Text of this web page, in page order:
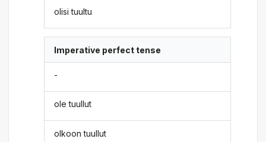
olisi tuultu
Imperative perfect tense
-
ole tuullut
olkoon tuullut